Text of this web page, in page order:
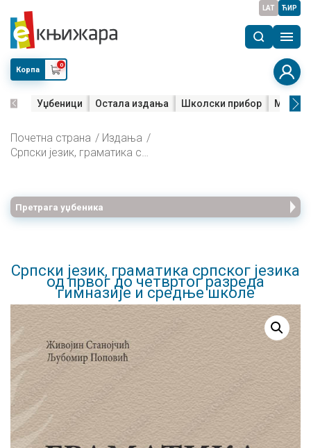
LAT ЋИР
Корпа
0
Уџбеници Остала издања Школски прибор Мала
Почетна страна
Издања
Српски језик, граматика српског језика од првог до четвртог разреда гимназије и средње школе
Претрага уџбеника
Српски језик, граматика српског језика
од првог до четвртог разреда
гимназије и средње школе